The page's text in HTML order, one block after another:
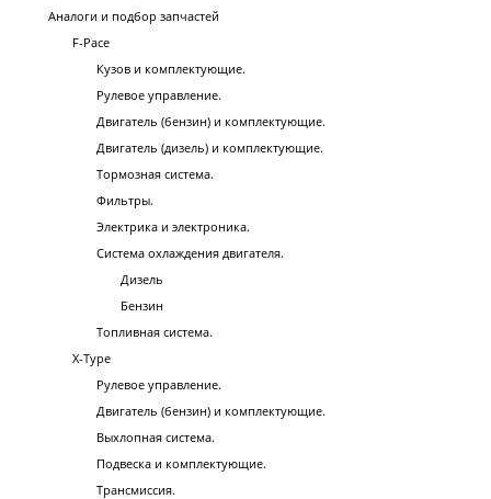
Аналоги и подбор запчастей
F-Pace
Кузов и комплектующие.
Рулевое управление.
Двигатель (бензин) и комплектующие.
Двигатель (дизель) и комплектующие.
Тормозная система.
Фильтры.
Электрика и электроника.
Система охлаждения двигателя.
Дизель
Бензин
Топливная система.
X-Type
Рулевое управление.
Двигатель (бензин) и комплектующие.
Выхлопная система.
Подвеска и комплектующие.
Трансмиссия.